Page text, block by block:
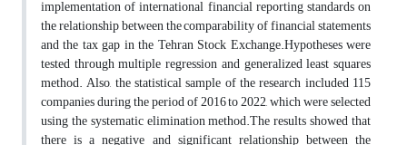
implementation of international financial reporting standards on
the relationship between the comparability of financial statements
and the tax gap in the Tehran Stock Exchange.Hypotheses were
tested through multiple regression and generalized least squares
method. Also, the statistical sample of the research included 115
companies during the period of 2016 to 2022, which were selected
using the systematic elimination method.The results showed that